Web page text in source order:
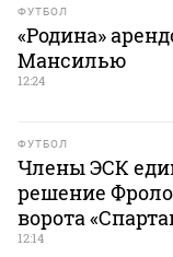
ФУТБОЛ
«Родина»
Мансилью
12:24
ФУТБОЛ
Члены ЭСК
решение
ворота
12:14